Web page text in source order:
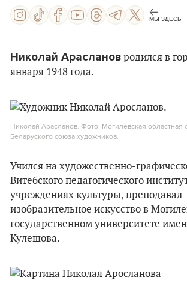
МЫ ЗДЕСЬ
Николай Арасланов родился в
января 1948 года.
Николай Арасланов. Фото: Могилевская областная
Беларуского союза художников.
Учился на художественно-
Витебского педагогического
учреждениях культуры, преподавал
изобразительное искусство в
государственном университете
Кулешова.